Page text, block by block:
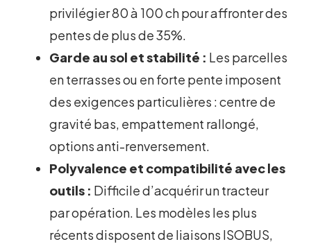
privilégier 80 à 100 ch pour affronter des
pentes de plus de 35%.
Garde au sol et stabilité : Les parcelles
en terrasses ou en forte pente imposent
des exigences particulières : centre de
gravité bas, empattement rallongé,
options anti-renversement.
Polyvalence et compatibilité avec les
outils : Difficile d’acquérir un tracteur
par opération. Les modèles les plus
récents disposent de liaisons ISOBUS,